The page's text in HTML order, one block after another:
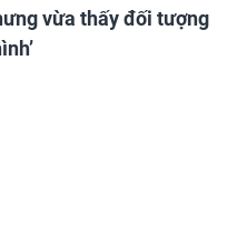
vừa thấy đối tượng